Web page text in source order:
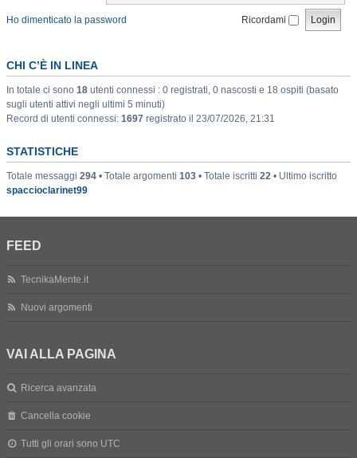
Ho dimenticato la password Ricordami
CHI C’È IN LINEA
In totale ci sono 18 utenti connessi : 0 registrati, 0 nascosti e 18 ospiti (basato
sugli utenti attivi negli ultimi 5 minuti)
Record di utenti connessi: 1697 registrato il 23/07/2026, 21:31
STATISTICHE
Totale messaggi 294 • Totale argomenti 103 • Totale iscritti 22 • Ultimo iscritto
spaccioclarinet99
FEED
TecnikaMente.it
Nuovi argomenti
VAI ALLA PAGINA
Ricerca avanzata
Cancella cookie
Tutti gli orari sono UTC